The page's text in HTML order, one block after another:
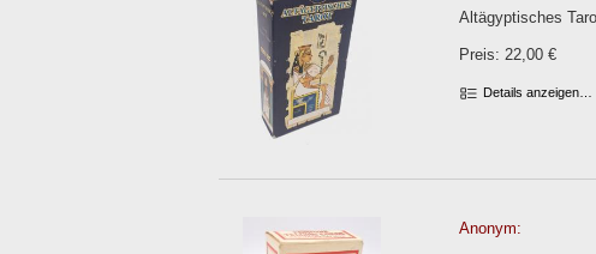
Altägyptisches
Preis: 22,00 €
Details anzeigen…
Anonym: